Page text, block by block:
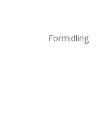
Formidling